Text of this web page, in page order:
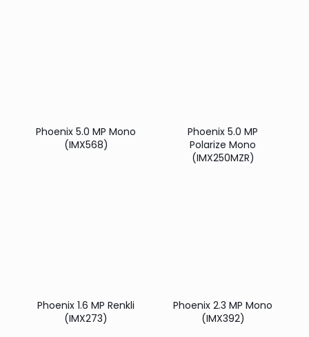
Phoenix 5.0 MP Mono
(IMX568)
Phoenix 5.0 MP
Polarize Mono
(IMX250MZR)
Phoenix 1.6 MP Renkli
(IMX273)
Phoenix 2.3 MP Mono
(IMX392)